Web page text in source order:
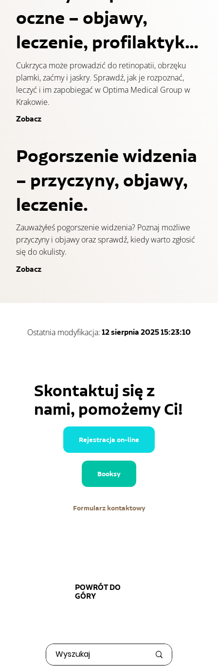
oczne – objawy,
leczenie, profilaktyka
| Optima Medical
Kraków
Cukrzyca może prowadzić do retinopatii, obrzęku
plamki, zaćmy i jaskry. Sprawdź, jak je rozpoznać,
leczyć i im zapobiegać w Optima Medical Group w
Krakowie.
Zobacz
Pogorszenie widzenia
– przyczyny, objawy,
leczenie.
Zauważyłeś pogorszenie widzenia? Poznaj możliwe
przyczyny i objawy oraz sprawdź, kiedy warto zgłosić
się do okulisty.
Zobacz
Ostatnia modyfikacja: 12 sierpnia 2025 15:23:10
Skontaktuj się z
nami, pomożemy Ci!
Rejestracja on-line
Formularz kontaktowy
Booksy
POWRÓT DO
GÓRY